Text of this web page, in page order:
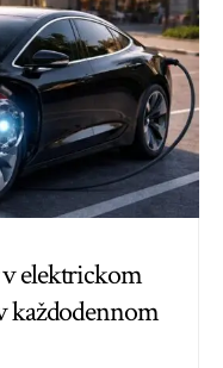
elektrickom
každodennom